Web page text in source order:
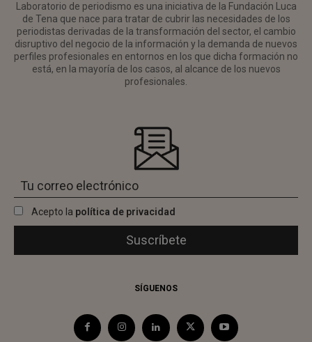
Laboratorio de periodismo es una iniciativa de la Fundación Luca
de Tena que nace para tratar de cubrir las necesidades de los
periodistas derivadas de la transformación del sector, el cambio
disruptivo del negocio de la información y la demanda de nuevos
perfiles profesionales en entornos en los que dicha formación no
está, en la mayoría de los casos, al alcance de los nuevos
profesionales.
Acepto la política de privacidad
SÍGUENOS